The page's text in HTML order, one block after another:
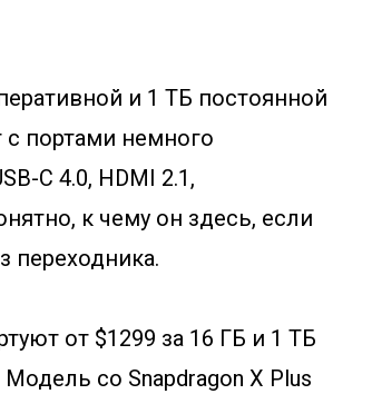
и 1 ТБ постоянной
с портами немного
C 4.0, HDMI 2.1,
к чему он здесь, если
переходника.
от $1299 за 16 ГБ и 1 ТБ
со Snapdragon X Plus